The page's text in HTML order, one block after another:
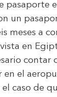
pasaporte
un
meses a
en
contar
en el
caso de